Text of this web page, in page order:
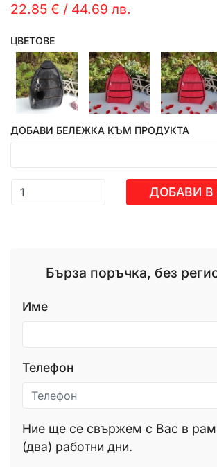
22.85 €/44.69 лв.
ЦВЕТОВЕ
ДОБАВИ БЕЛЕЖКА КЪМ ПРОДУКТА
ДОБАВИ В
Бърза поръчка, без
Име
Телефон
Ние ще се свържем с Вас в
(два) работни дни.